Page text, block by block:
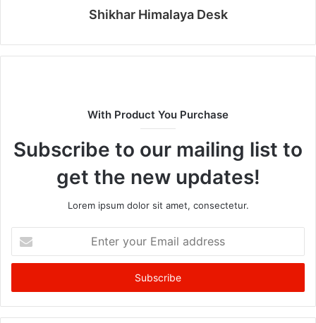
Shikhar Himalaya Desk
With Product You Purchase
Subscribe to our mailing list to
get the new updates!
Lorem ipsum dolor sit amet, consectetur.
your
Email